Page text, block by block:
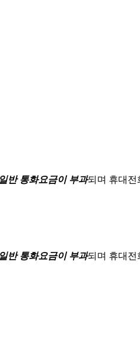
반 통화요금이 부과되며 휴대전
반 통화요금이 부과되며 휴대전